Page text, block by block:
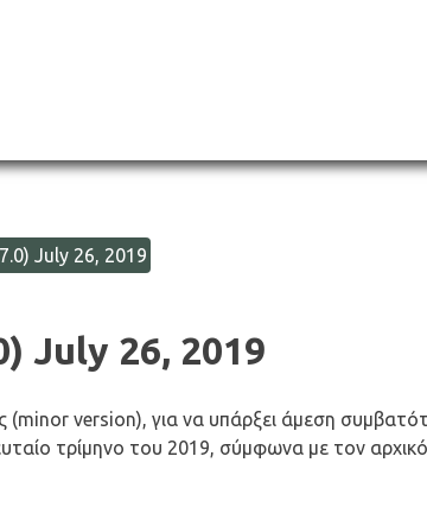
July 26, 2019
July 26, 2019
version), για να υπάρξει άμεση
τρίμηνο του 2019, σύμφωνα με τον